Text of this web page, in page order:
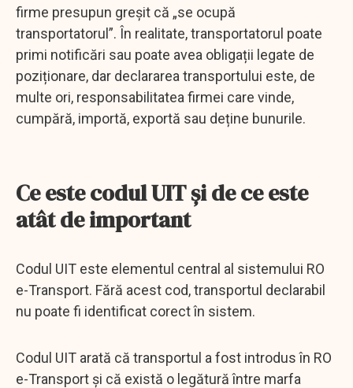
firme presupun greșit că „se ocupă
transportatorul”. În realitate, transportatorul poate
primi notificări sau poate avea obligații legate de
poziționare, dar declararea transportului este, de
multe ori, responsabilitatea firmei care vinde,
cumpără, importă, exportă sau deține bunurile.
Ce este codul UIT și de ce este
atât de important
Codul UIT este elementul central al sistemului RO
e-Transport. Fără acest cod, transportul declarabil
nu poate fi identificat corect în sistem.
Codul UIT arată că transportul a fost introdus în RO
e-Transport și că există o legătură între marfa